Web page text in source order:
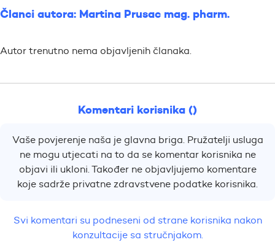
Članci autora: Martina Prusac mag. pharm.
Autor trenutno nema objavljenih članaka.
Komentari korisnika ()
Vaše povjerenje naša je glavna briga. Pružatelji usluga
ne mogu utjecati na to da se komentar korisnika ne
objavi ili ukloni. Također ne objavljujemo komentare
koje sadrže privatne zdravstvene podatke korisnika.
Svi komentari su podneseni od strane korisnika nakon
konzultacije sa stručnjakom.